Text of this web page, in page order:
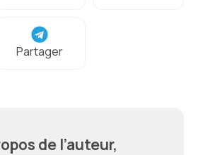
Partager
de l’auteur,